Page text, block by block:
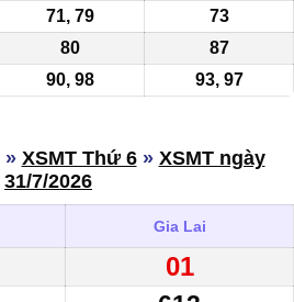
71, 79
73
80
87
90, 98 93, 97
» XSMT Thứ 6» XSMT ngày
31/7/2026
Gia Lai
01